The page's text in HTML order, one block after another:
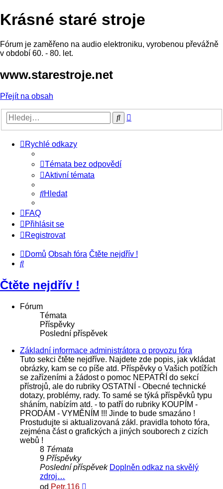
Krásné staré stroje
Fórum je zaměřeno na audio elektroniku, vyrobenou převážně
v období 60. - 80. let.
www.starestroje.net
Přejít na obsah
Hledat
Rychlé odkazy
Témata bez odpovědí
Aktivní témata
Hledat
FAQ
Přihlásit se
Registrovat
Domů Obsah fóra Čtěte nejdřív !
Hledat
Čtěte nejdřív !
Fórum
Témata
Příspěvky
Poslední příspěvek
Základní informace administrátora o provozu fóra
Tuto sekci čtěte nejdříve. Najdete zde popis, jak vkládat
obrázky, kam se co píše atd. Příspěvky o Vašich potížích
se zařízeními a žádost o pomoc NEPATŘÍ do sekcí
přístrojů, ale do rubriky OSTATNÍ - Obecné technické
dotazy, problémy, rady. To samé se týká příspěvků typu
sháním, nabízím atd. - to patří do rubriky KOUPÍM -
PRODÁM - VYMĚNÍM !!! Jinde to bude smazáno !
Prostudujte si aktualizovaná zákl. pravidla tohoto fóra,
zejména část o grafických a jiných souborech z cizích
webů !
8 Témata
9 Příspěvky
Poslední příspěvek Doplněn odkaz na skvělý
zdroj…
od Petr.116